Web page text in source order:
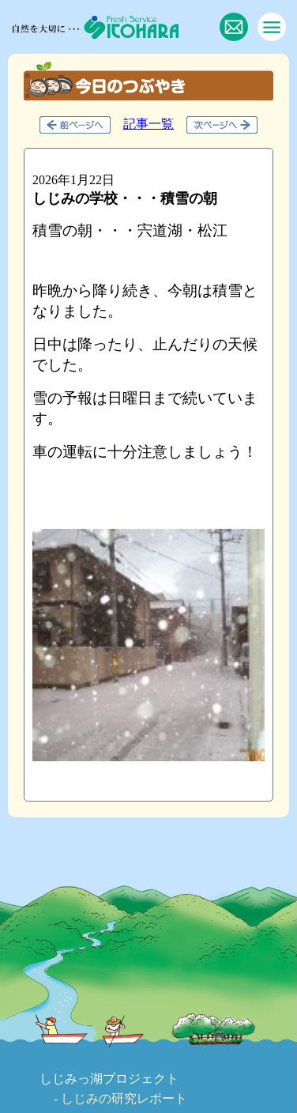
記事一覧
2026年1月22日
しじみの学校・・・積雪の朝
積雪の朝・・・宍道湖・松江
昨晩から降り続き、今朝は積雪と
なりました。
日中は降ったり、止んだりの天候
でした。
雪の予報は日曜日まで続いていま
す。
車の運転に十分注意しましょう！
しじみっ湖プロジェクト
しじみの研究レポート